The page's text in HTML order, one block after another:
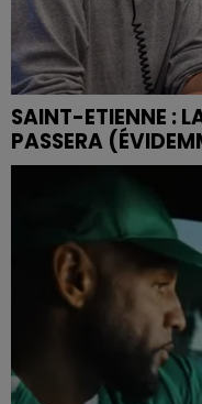
SAINT-ETIENNE :
PASSERA